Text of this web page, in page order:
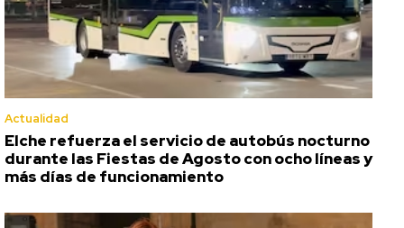
Actualidad
Elche refuerza el servicio de autobús nocturno
durante las Fiestas de Agosto con ocho líneas y
más días de funcionamiento